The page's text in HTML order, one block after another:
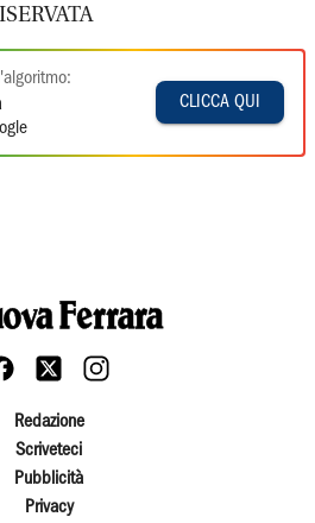
CLICCA QUI
Redazione
Scriveteci
Pubblicità
Privacy